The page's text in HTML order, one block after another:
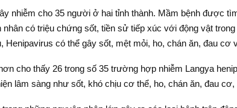
nhiễm cho 35 người ở hai tỉnh thành. Mầm bệnh được
nhân có triệu chứng sốt, tiền sử tiếp xúc với động vật
Henipavirus có thể gây sốt, mệt mỏi, ho, chán ăn, đau cơ
cho thấy 26 trong số 35 trường hợp nhiễm Langya
lâm sàng như sốt, khó chịu cơ thể, ho, chán ăn, đau